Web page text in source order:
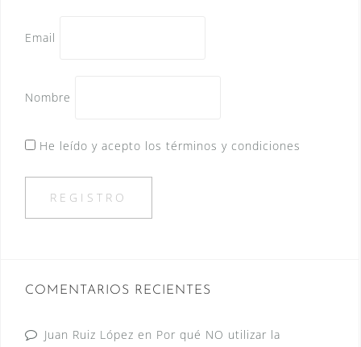
Email
Nombre
He leído y acepto los términos y condiciones
COMENTARIOS RECIENTES
Juan Ruiz López en Por qué NO utilizar la